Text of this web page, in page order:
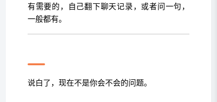
有需要的，自己翻下聊天记录，或者问一句，
一般都有。
说白了，现在不是你会不会的问题。